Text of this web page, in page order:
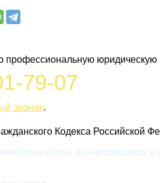
профессиональную юридическую
79-07
звонок.
Кодекса Российской
взяты из находящихся в